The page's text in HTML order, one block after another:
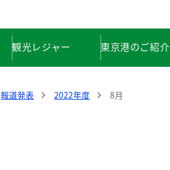
観光レジャー 東京港のご紹介
報道発表 2022年度 8月